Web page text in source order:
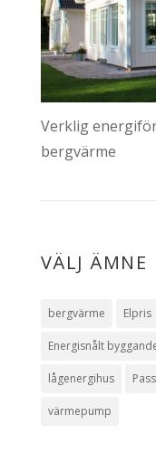
Verklig
bergvärme
VÄLJ ÄMNE
bergvärme Elpris
Energisnålt
lågenergihus
värmepump